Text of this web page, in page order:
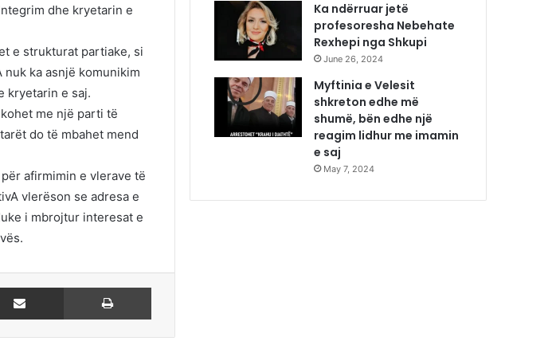
dhe kryetarin e
e strukturat partiake, si
ka asnjë komunikim
kryetarin e saj.
me një parti të
do të mbahet mend
afirmimin e vlerave të
vlerëson se adresa e
i mbrojtur interesat e
Share via Email
Ka ndërruar jetë
profesoresha Nebehate
Rexhepi nga Shkupi
June 26, 2024
Myftinia e Velesit
shkreton edhe më
shumë, bën edhe një
reagim lidhur me imamin
e saj
May 7, 2024